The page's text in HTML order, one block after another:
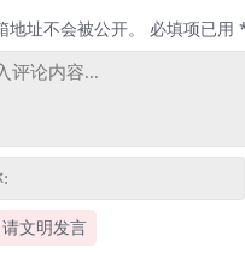
文明发言
地址不会被公开。 必填项已用